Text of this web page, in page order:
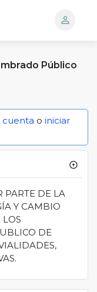
person_outline
Público
cuenta o iniciar
arrow_circle_up
PARTE DE LA
Y CAMBIO
DE